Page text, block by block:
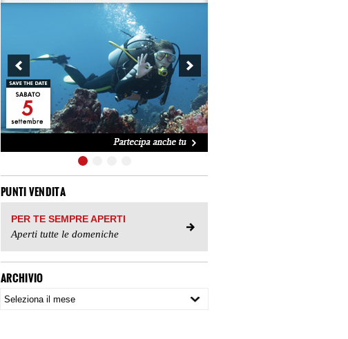
PUNTI VENDITA
PER TE SEMPRE APERTI
Aperti tutte le domeniche
ARCHIVIO